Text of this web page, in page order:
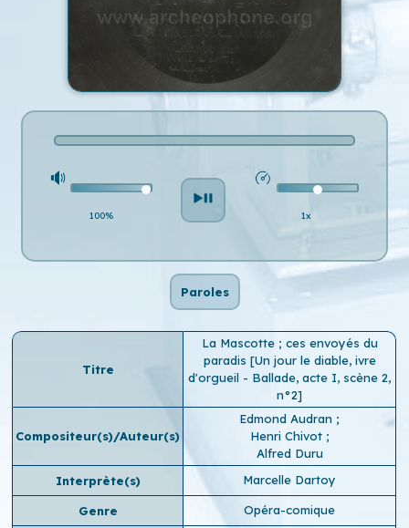
100% 1x
Paroles
Titre
La Mascotte ; ces envoyés du
paradis [Un jour le diable, ivre
d'orgueil - Ballade, acte I, scène 2,
n°2]
Compositeur(s)/Auteur(s)
Edmond Audran ;
Henri Chivot ;
Alfred Duru
Interprète(s)
Marcelle Dartoy
Genre Opéra-comique